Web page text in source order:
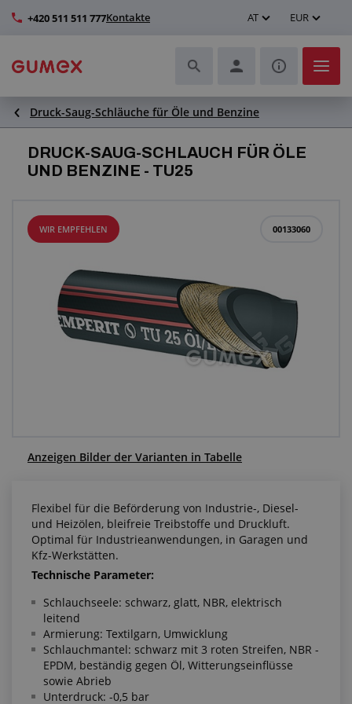
+420 511 511 777Kontakte AT EUR
Schläuche und deren Komplettierung
Profile und Herstellung von Dichtungen
Transportbänder und Montage
Verbesserung der Arbeitsumgebung
Weitere Gummi- und Kunststoffprodukte
Druck-Saug-Schläuche für Öle und Benzine
DRUCK-SAUG-SCHLAUCH FÜR ÖLE
UND BENZINE - TU25
00133060
WIR EMPFEHLEN
Anzeigen Bilder der Varianten in Tabelle
Flexibel für die Beförderung von Industrie-, Diesel-
und Heizölen, bleifreie Treibstoffe und Druckluft.
Optimal für Industrieanwendungen, in Garagen und
Kfz-Werkstätten.
Technische Parameter:
Schlauchseele: schwarz, glatt, NBR, elektrisch
leitend
Armierung: Textilgarn, Umwicklung
Schlauchmantel: schwarz mit 3 roten Streifen, NBR -
EPDM, beständig gegen Öl, Witterungseinflüsse
sowie Abrieb
Unterdruck: -0,5 bar